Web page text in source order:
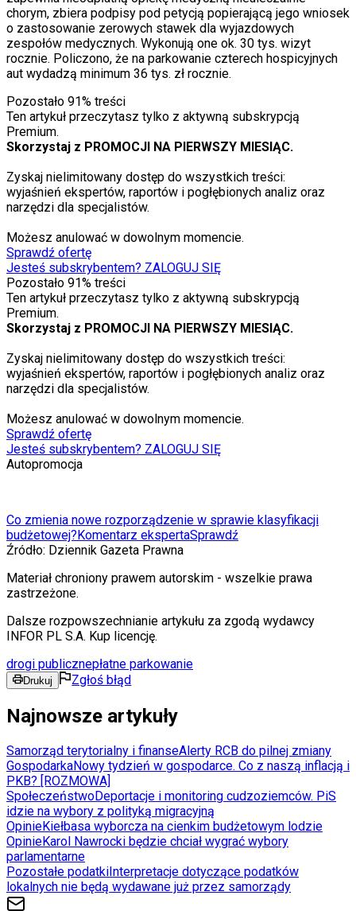
chorym, zbiera podpisy pod petycją popierającą jego wniosek
o zastosowanie zerowych stawek dla wyjazdowych
zespołów medycznych. Wykonują one ok. 30 tys. wizyt
rocznie. Policzono, że na parkowanie czterech hospicyjnych
aut wydadzą minimum 36 tys. zł rocznie.
Pozostało 91% treści
Ten artykuł przeczytasz tylko z aktywną subskrypcją
Premium.
Skorzystaj z PROMOCJI NA PIERWSZY MIESIĄC.
Zyskaj nielimitowany dostęp do wszystkich treści:
wyjaśnień ekspertów, raportów i pogłębionych analiz oraz
narzędzi dla specjalistów.
Możesz anulować w dowolnym momencie.
Sprawdź ofertę
Jesteś subskrybentem? ZALOGUJ SIĘ
Pozostało 91% treści
Ten artykuł przeczytasz tylko z aktywną subskrypcją
Premium.
Skorzystaj z PROMOCJI NA PIERWSZY MIESIĄC.
Zyskaj nielimitowany dostęp do wszystkich treści:
wyjaśnień ekspertów, raportów i pogłębionych analiz oraz
narzędzi dla specjalistów.
Możesz anulować w dowolnym momencie.
Sprawdź ofertę
Jesteś subskrybentem? ZALOGUJ SIĘ
Autopromocja
Co zmienia nowe rozporządzenie w sprawie klasyfikacji
budżetowej?Komentarz ekspertaSprawdź
Źródło: Dziennik Gazeta Prawna
Materiał chroniony prawem autorskim - wszelkie prawa
zastrzeżone.
Dalsze rozpowszechnianie artykułu za zgodą wydawcy
INFOR PL S.A. Kup licencję.
drogi publicznepłatne parkowanie
Drukuj Zgłoś błąd
Najnowsze artykuły
Samorząd terytorialny i finanseAlerty RCB do pilnej zmiany
GospodarkaNowy tydzień w gospodarce. Co z naszą inflacją i
PKB? [ROZMOWA]
SpołeczeństwoDeportacje i monitoring cudzoziemców. PiS
idzie na wybory z polityką migracyjną
OpinieKiełbasa wyborcza na cienkim budżetowym lodzie
OpinieKarol Nawrocki będzie chciał wygrać wybory
parlamentarne
Pozostałe podatki Interpretacje dotyczące podatków
lokalnych nie będą wydawane już przez samorządy